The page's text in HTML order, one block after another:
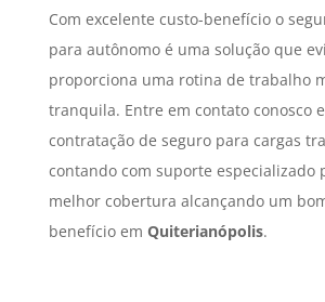
Com excelente custo-benefício o
para autônomo é uma solução que
proporciona uma rotina de trabalho
tranquila. Entre em contato conosco
contratação de seguro para cargas
contando com suporte especializado
melhor cobertura alcançando um
benefício em Quiterianópolis.